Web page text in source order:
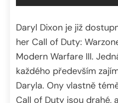
Daryl Dixon je již
her Call of Duty:
Modern Warfare III.
každého především
Daryla. Ony vlastně
Call of Duty jsou